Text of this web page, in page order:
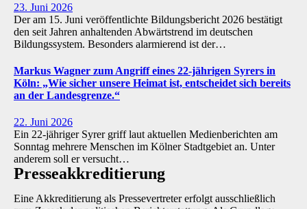
23. Juni 2026
Der am 15. Juni veröffentlichte Bildungsbericht 2026 bestätigt
den seit Jahren anhaltenden Abwärtstrend im deutschen
Bildungssystem. Besonders alarmierend ist der…
Markus Wagner zum Angriff eines 22-jährigen Syrers in
Köln: „Wie sicher unsere Heimat ist, entscheidet sich bereits
an der Landesgrenze.“
22. Juni 2026
Ein 22-jähriger Syrer griff laut aktuellen Medienberichten am
Sonntag mehrere Menschen im Kölner Stadtgebiet an. Unter
anderem soll er versucht…
Presse­akkreditierung
Eine Akkreditierung als Pressevertreter erfolgt ausschließlich